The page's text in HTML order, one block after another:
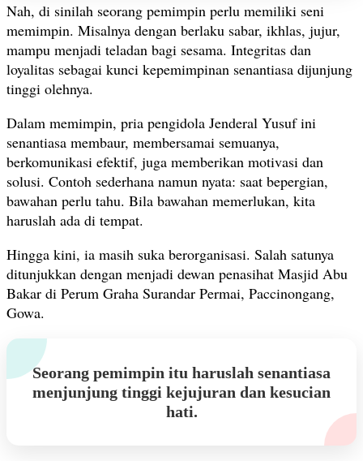
Nah, di sinilah seorang pemimpin perlu memiliki seni
memimpin. Misalnya dengan berlaku sabar, ikhlas, jujur,
mampu menjadi teladan bagi sesama. Integritas dan
loyalitas sebagai kunci kepemimpinan senantiasa dijunjung
tinggi olehnya.
Dalam memimpin, pria pengidola Jenderal Yusuf ini
senantiasa membaur, membersamai semuanya,
berkomunikasi efektif, juga memberikan motivasi dan
solusi. Contoh sederhana namun nyata: saat bepergian,
bawahan perlu tahu. Bila bawahan memerlukan, kita
haruslah ada di tempat.
Hingga kini, ia masih suka berorganisasi. Salah satunya
ditunjukkan dengan menjadi dewan penasihat Masjid Abu
Bakar di Perum Graha Surandar Permai, Paccinongang,
Gowa.
Seorang pemimpin itu haruslah senantiasa
menjunjung tinggi kejujuran dan kesucian
hati.